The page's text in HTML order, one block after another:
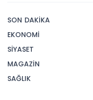
SON DAKİKA
EKONOMİ
SİYASET
MAGAZİN
SAĞLIK